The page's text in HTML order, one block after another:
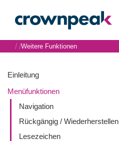
Einleitung
Menüfunktionen
Navigation
Rückgängig / Wiederherstellen
Lesezeichen
/ /Weitere Funktionen